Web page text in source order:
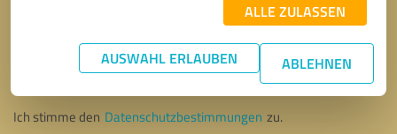
ALLE ZULASSEN
AUSWAHL ERLAUBEN ABLEHNEN
* Erforderliche Angaben
Nachricht senden
Ich stimme den Datenschutzbestimmungen zu.